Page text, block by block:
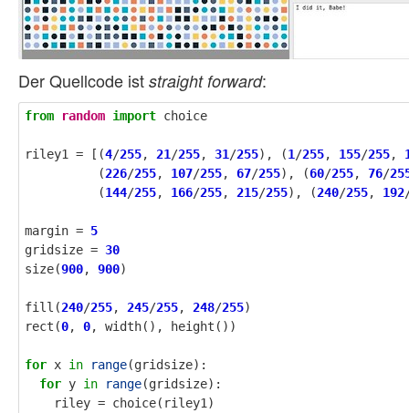
Der Quellcode ist straight forward:
from random import choice
riley1 = [(4/255, 21 /255, 31 /255), (1 /255, 155/255,
(226/255, 107/255, 67/255), (60/255, 76/
(144/255, 166/255, 215/255), (240/255, 192
margin = 5
gridsize = 30
size(900, 900)
fill (240/255, 245/255, 248/255)
rect (0, 0, width(), height ())
for x in range(gridsize):
for y in range(gridsize):
riley = choice( riley1 )